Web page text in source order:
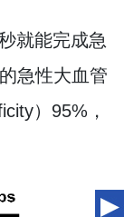
就能完成急
急性大血管
）95%，